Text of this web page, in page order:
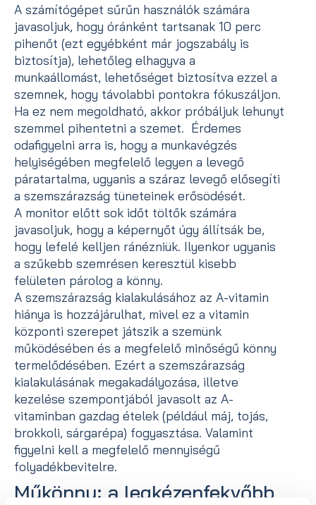
A számítógépet sűrűn használók számára
javasoljuk, hogy óránként tartsanak 10 perc
pihenőt (ezt egyébként már jogszabály is
biztosítja), lehetőleg elhagyva a
munkaállomást, lehetőséget biztosítva ezzel a
szemnek, hogy távolabbi pontokra fókuszáljon.
Ha ez nem megoldható, akkor próbáljuk lehunyt
szemmel pihentetni a szemet. Érdemes
odafigyelni arra is, hogy a munkavégzés
helyiségében megfelelő legyen a levegő
páratartalma, ugyanis a száraz levegő elősegíti
a szemszárazság tüneteinek erősödését.
A monitor előtt sok időt töltők számára
javasoljuk, hogy a képernyőt úgy állítsák be,
hogy lefelé kelljen ránézniük. Ilyenkor ugyanis
a szűkebb szemrésen keresztül kisebb
felületen párolog a könny.
A szemszárazság kialakulásához az A-vitamin
hiánya is hozzájárulhat, mivel ez a vitamin
központi szerepet játszik a szemünk
működésében és a megfelelő minőségű könny
termelődésében. Ezért a szemszárazság
kialakulásának megakadályozása, illetve
kezelése szempontjából javasolt az A-
vitaminban gazdag ételek (például máj, tojás,
brokkoli, sárgarépa) fogyasztása. Valamint
figyelni kell a megfelelő mennyiségű
folyadékbevitelre.
Műkönny: a legkézenfekvőbb